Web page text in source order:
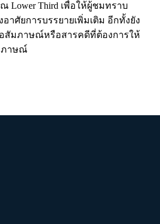
Lower Third เพื่อให้ผู้ชมทราบ
าศัยการบรรยายเพิ่มเติม อีกทั้งยัง
สัมภาษณ์หรือสารคดีที่ต้องการให้
ภาษณ์